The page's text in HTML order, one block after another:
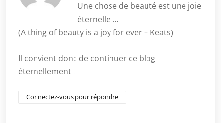
Une chose de beauté est une joie
éternelle …
(A thing of beauty is a joy for ever – Keats)
Il convient donc de continuer ce blog
éternellement !
Connectez-vous pour répondre